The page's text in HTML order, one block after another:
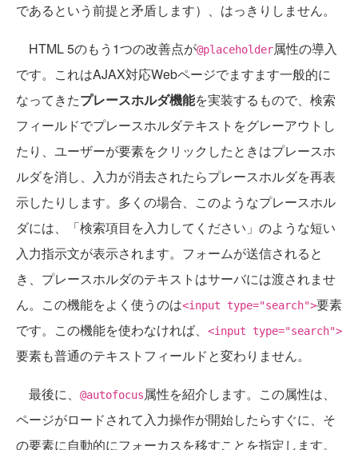
であるという前提と矛盾します）、はっきりしません。
HTML 5のもう1つの改善点が@placeholder属性の導入
です。これはAJAX対応Webページでますます一般的に
なってきたプレースホルダ機能を実装するもので、検索
フィールドでプレースホルダテキストをグレーアウトし
たり、ユーザーが要素をクリックしたときはプレースホ
ルダを消し、入力が消去されたらプレースホルダを再表
示したりします。多くの場合、このようなプレースホル
ダには、「検索項目を入力してください」のような短い
入力指示文が表示されます。フォームが送信されると
き、プレースホルダのテキストはサーバには渡されませ
ん。この機能をよく使うのは<input type="search">要素
です。この機能を使わなければ、
<input type="search">
要素も普通のテキストフィールドと変わりません。
最後に、 @autofocus属性を紹介します。この属性は、
ページがロードされて入力操作が開始したらすぐに、そ
の要素に自動的にフォーカスを移すことを指定します。